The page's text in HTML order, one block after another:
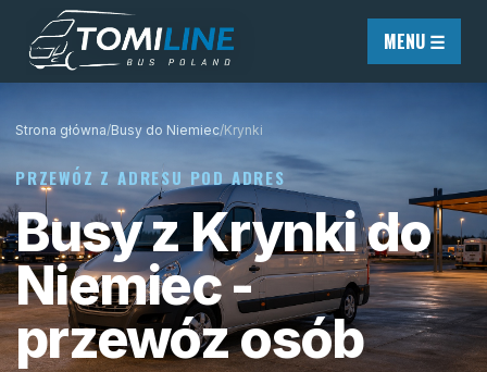
Przejdź do treści
MENU ☰
Strona główna/Busy do Niemiec/Krynki
PRZEWÓZ Z ADRESU POD ADRES
Busy z Krynki do
Niemiec -
przewóz osób